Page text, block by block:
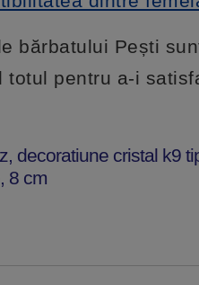
bărbatului Pești
totul pentru a-i
decoratiune cristal k9
8 cm